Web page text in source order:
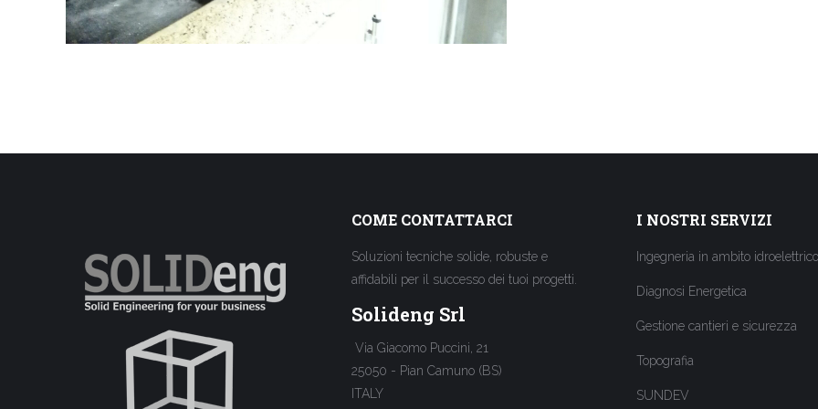
COME CONTATTARCI
Soluzioni tecniche solide, robuste e
affidabili per il successo dei tuoi progetti.
Solideng Srl
Via Giacomo Puccini, 21
25050 - Pian Camuno (BS)
ITALY
I NOSTRI SERVIZI
Ingegneria in ambito idroelettrico
Diagnosi Energetica
Gestione cantieri e sicurezza
Topografia
SUNDEV